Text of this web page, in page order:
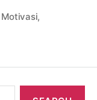
Motivasi,